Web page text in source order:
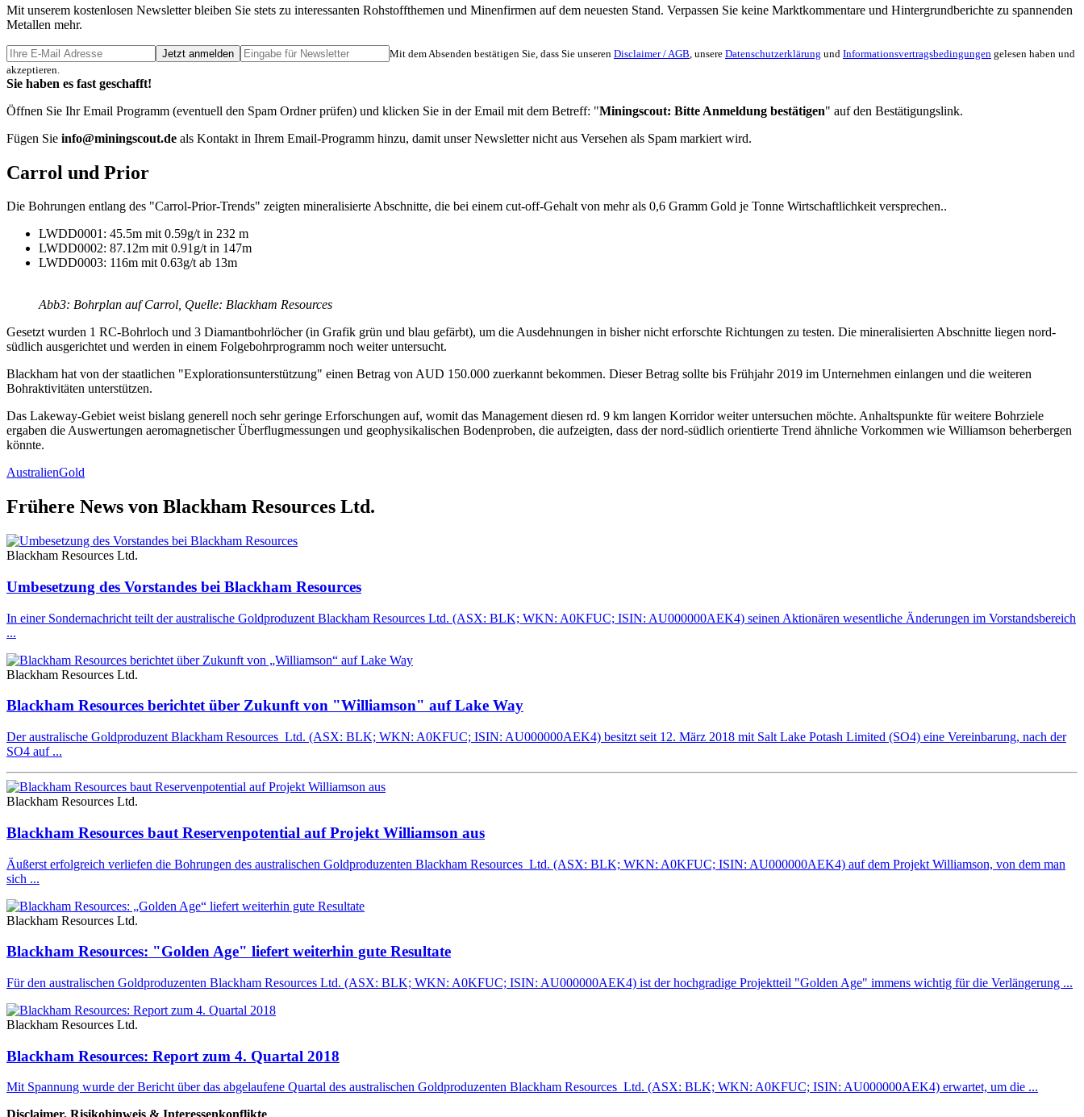
Mit unserem kostenlosen Newsletter bleiben Sie stets zu interessanten Rohstoffthemen und Minenfirmen auf dem neuesten Stand. Verpassen Sie keine Marktkommentare und Hintergrundberichte zu spannenden
Metallen mehr.
Jetzt anmelden Mit dem Absenden bestätigen Sie, dass Sie unseren Disclaimer / AGB , unsere Datenschutzerklärung und Informationsvertragsbedingungen gelesen haben und
akzeptieren.
Sie haben es fast geschafft!
Öffnen Sie Ihr Email Programm (eventuell den Spam Ordner prüfen) und klicken Sie in der Email mit dem Betreff: "Miningscout: Bitte Anmeldung bestätigen" auf den Bestätigungslink.
Fügen Sie info@miningscout.de als Kontakt in Ihrem Email-Programm hinzu, damit unser Newsletter nicht aus Versehen als Spam markiert wird.
Carrol und Prior
Die Bohrungen entlang des "Carrol-Prior-Trends" zeigten mineralisierte Abschnitte, die bei einem cut-off-Gehalt von mehr als 0,6 Gramm Gold je Tonne Wirtschaftlichkeit versprechen..
LWDD0001: 45.5m mit 0.59g/t in 232 m
LWDD0002: 87.12m mit 0.91g/t in 147m
LWDD0003: 116m mit 0.63g/t ab 13m
Abb3: Bohrplan auf Carrol, Quelle: Blackham Resources
Gesetzt wurden 1 RC-Bohrloch und 3 Diamantbohrlöcher (in Grafik grün und blau gefärbt), um die Ausdehnungen in bisher nicht erforschte Richtungen zu testen. Die mineralisierten Abschnitte liegen nord-
südlich ausgerichtet und werden in einem Folgebohrprogramm noch weiter untersucht.
Blackham hat von der staatlichen "Explorationsunterstützung" einen Betrag von AUD 150.000 zuerkannt bekommen. Dieser Betrag sollte bis Frühjahr 2019 im Unternehmen einlangen und die weiteren
Bohraktivitäten unterstützen.
Das Lakeway-Gebiet weist bislang generell noch sehr geringe Erforschungen auf, womit das Management diesen rd. 9 km langen Korridor weiter untersuchen möchte. Anhaltspunkte für weitere Bohrziele
ergaben die Auswertungen aeromagnetischer Überflugmessungen und geophysikalischen Bodenproben, die aufzeigten, dass der nord-südlich orientierte Trend ähnliche Vorkommen wie Williamson beherbergen
könnte.
AustralienGold
Frühere News von Blackham Resources Ltd.
Blackham Resources Ltd.
Umbesetzung des Vorstandes bei Blackham Resources
In einer Sondernachricht teilt der australische Goldproduzent Blackham Resources Ltd. (ASX: BLK; WKN: A0KFUC; ISIN: AU000000AEK4) seinen Aktionären wesentliche Änderungen im Vorstandsbereich
...
Blackham Resources Ltd.
Blackham Resources berichtet über Zukunft von "Williamson" auf Lake Way
Der australische Goldproduzent Blackham Resources Ltd. (ASX: BLK; WKN: A0KFUC; ISIN: AU000000AEK4) besitzt seit 12. März 2018 mit Salt Lake Potash Limited (SO4) eine Vereinbarung, nach der
SO4 auf ...
Blackham Resources Ltd.
Blackham Resources baut Reservenpotential auf Projekt Williamson aus
Äußerst erfolgreich verliefen die Bohrungen des australischen Goldproduzenten Blackham Resources Ltd. (ASX: BLK; WKN: A0KFUC; ISIN: AU000000AEK4) auf dem Projekt Williamson, von dem man
sich ...
Blackham Resources Ltd.
Blackham Resources: "Golden Age" liefert weiterhin gute Resultate
Für den australischen Goldproduzenten Blackham Resources Ltd. (ASX: BLK; WKN: A0KFUC; ISIN: AU000000AEK4) ist der hochgradige Projektteil "Golden Age" immens wichtig für die Verlängerung ...
Blackham Resources Ltd.
Blackham Resources: Report zum 4. Quartal 2018
Mit Spannung wurde der Bericht über das abgelaufene Quartal des australischen Goldproduzenten Blackham Resources Ltd. (ASX: BLK; WKN: A0KFUC; ISIN: AU000000AEK4) erwartet, um die ...